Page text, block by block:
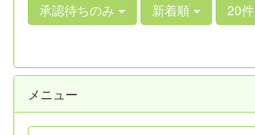
承認待ちのみ 新着順 20件
メニュー